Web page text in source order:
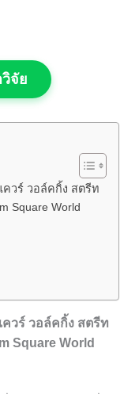
จัย
ควร์ วอล์คกิ้ง สตรีท
Square World
ควร์ วอล์คกิ้ง สตรีท
Square World